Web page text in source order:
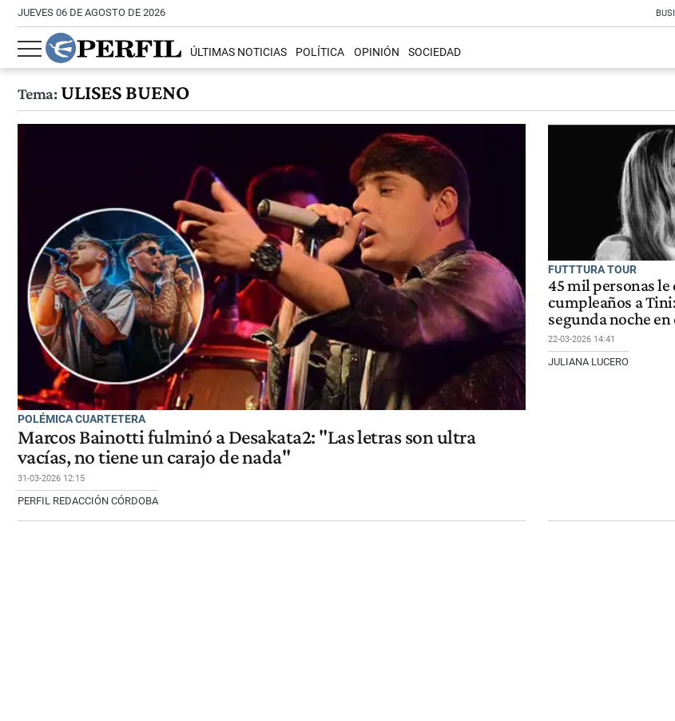
JUEVES 06 DE AGOSTO DE 2026
ÚLTIMAS NOTICIAS POLÍTICA OPINIÓN SOCIEDAD
Tema:ULISES BUENO
POLÉMICA CUARTETERA
Marcos Bainotti fulminó a Desakata2: "Las letras son ultra
vacías, no tiene un carajo de nada"
31-03-2026 12:15
PERFIL REDACCIÓN CÓRDOBA
FUTTTURA TOUR
45 mil personas le
cumpleaños a
segunda noche en
22-03-2026 14:41
JULIANA LUCERO